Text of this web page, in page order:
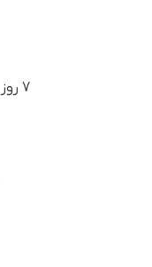
7 روز ضمانت بازگشت پول